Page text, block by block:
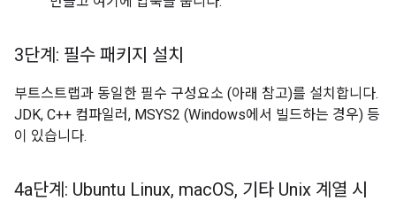
3단계: 필수 패키지 설치
부트스트랩과 동일한 필수 구성요소 (아래 참고)를 설치합니다.
JDK, C++ 컴파일러, MSYS2 (Windows에서 빌드하는 경우) 등
이 있습니다.
4a단계: Ubuntu Linux, macOS, 기타 Unix 계열 시